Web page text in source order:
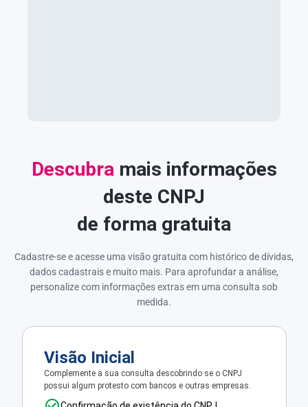
Descubra mais informações
deste CNPJ
de forma gratuita
Cadastre-se e acesse uma visão gratuita com histórico de dívidas,
dados cadastrais e muito mais. Para aprofundar a análise,
personalize com informações extras em uma consulta sob
medida.
Visão Inicial
Complemente a sua consulta descobrindo se o CNPJ
possui algum protesto com bancos e outras empresas.